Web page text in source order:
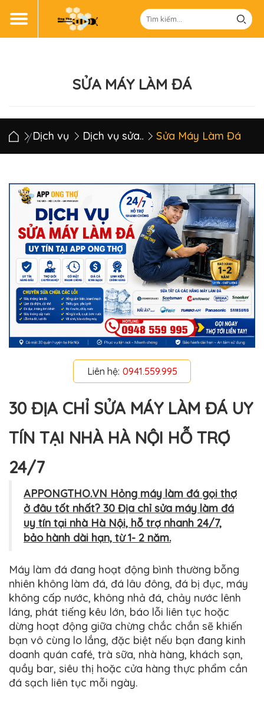
SỬA MÁY LÀM ĐÁ
Dịch vụ Dịch vụ sửa chữa điện lạnh Sửa Máy Làm Đá
Liên hệ: 0941.559.995
30 ĐỊA CHỈ SỬA MÁY LÀM ĐÁ UY
TÍN TẠI NHÀ HÀ NỘI HỖ TRỢ
24/7
APPONGTHO.VN Hỏng máy làm đá gọi thợ
ở đâu tốt nhất? 30 Địa chỉ sửa máy làm đá
uy tín tại nhà Hà Nội, hỗ trợ nhanh 24/7,
bảo hành dài hạn, từ 1- 2 năm.
Máy làm đá đang hoạt động bình thường bỗng
nhiên không làm đá, đá lâu đông, đá bị đục, máy
không cấp nước, không nhả đá, chảy nước lênh
láng, phát tiếng kêu lớn, báo lỗi liên tục hoặc
dừng hoạt động giữa chừng chắc chắn sẽ khiến
bạn vô cùng lo lắng, đặc biệt nếu bạn đang kinh
doanh quán café, trà sữa, nhà hàng, khách sạn,
quầy bar, siêu thị hoặc cửa hàng thực phẩm cần
đá sạch liên tục mỗi ngày.